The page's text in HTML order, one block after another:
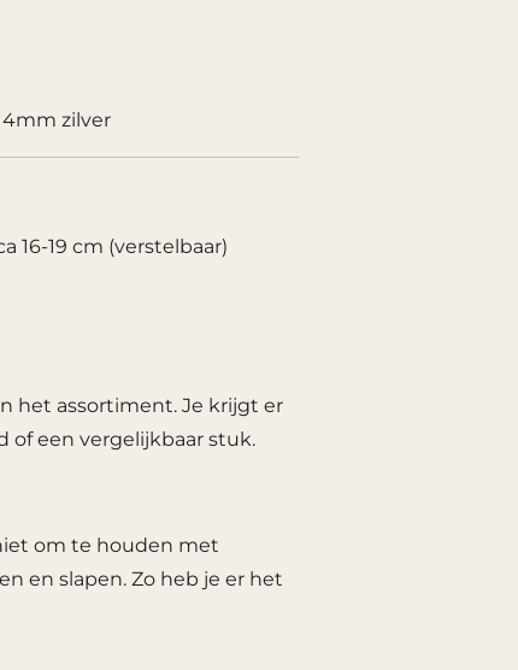
zilver
16-19 cm (verstelbaar)
het assortiment. Je krijgt er
of een vergelijkbaar stuk.
om te houden met
en slapen. Zo heb je er het